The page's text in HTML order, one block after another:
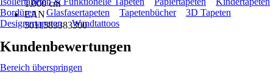
1.000 cm
EAN
5011583383300
Bordüren
Glasfasertapeten Tapetenbücher
3D Tapeten
Designertapeten
Wandtattoos
Kundenbewertungen
Bereich überspringen